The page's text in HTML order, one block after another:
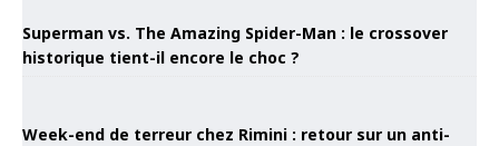
Superman vs. The Amazing Spider-Man : le crossover
historique tient-il encore le choc ?
Week-end de terreur chez Rimini : retour sur un anti-